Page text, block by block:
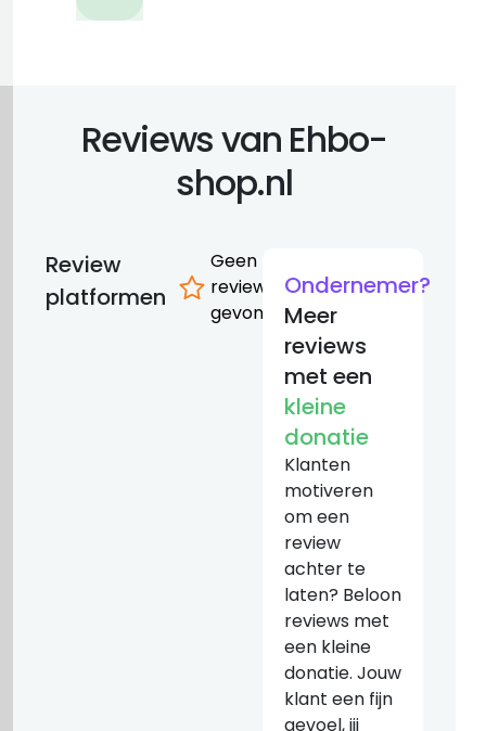
Reviews van Ehbo-
shop.nl
Review
platformen
Geen
reviews
gevonden
Ondernemer?
Meer
reviews
met een
kleine
donatie
Klanten
motiveren
om een
review
achter te
laten? Beloon
reviews met
een kleine
donatie. Jouw
klant een fijn
gevoel, jij